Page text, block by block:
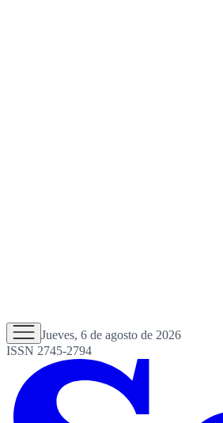
Jueves, 6 de agosto de 2026
ISSN 2745-2794